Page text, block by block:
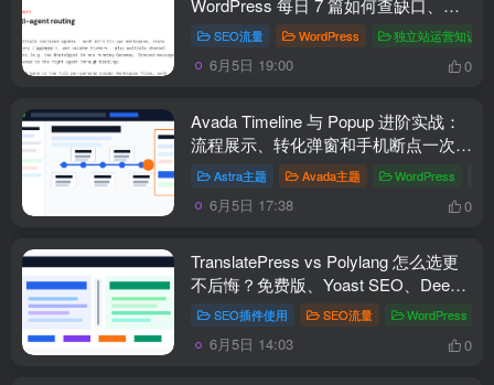
空位和防漏发
SEO流量 WordPress 独立站运营知识点
6月5日 19:00 0
Avada Timeline 与 Popup 进阶实战：
流程展示、转化弹窗和手机断点一次理
顺 Astra主题 Avada主题 WordPress
6月5日 17:38 0
TranslatePress vs Polylang 怎么选更
不后悔？免费版、Yoast SEO、DeepL
一次讲清
SEO插件使用 SEO流量 WordPress
6月5日 14:03 0